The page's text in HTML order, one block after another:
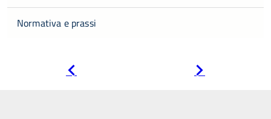
Normativa e prassi